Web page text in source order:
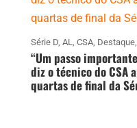
Série D, AL, CSA, Destaque,
“Um passo
diz o técnico do CSA
quartas de final da